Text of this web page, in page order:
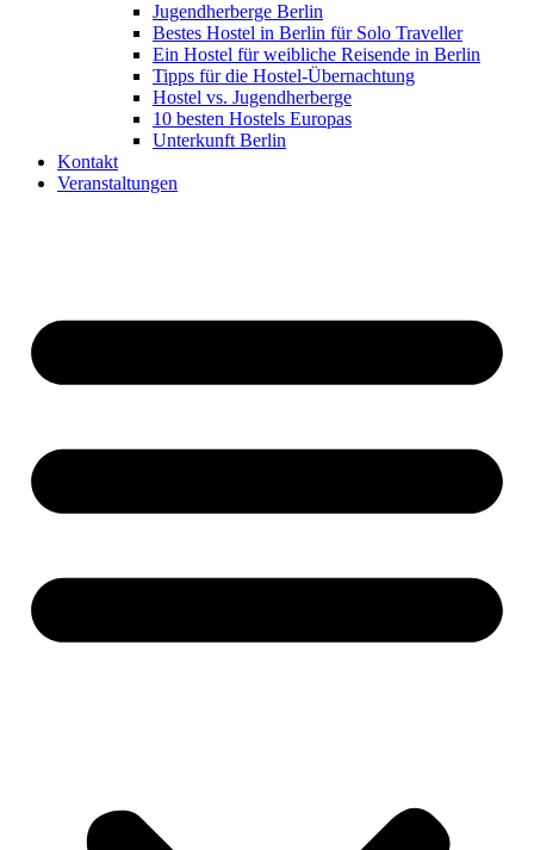
Jugendherberge Berlin
Bestes Hostel in Berlin für Solo Traveller
Ein Hostel für weibliche Reisende in Berlin
Tipps für die Hostel-Übernachtung
Hostel vs. Jugendherberge
10 besten Hostels Europas
Unterkunft Berlin
Kontakt
Veranstaltungen